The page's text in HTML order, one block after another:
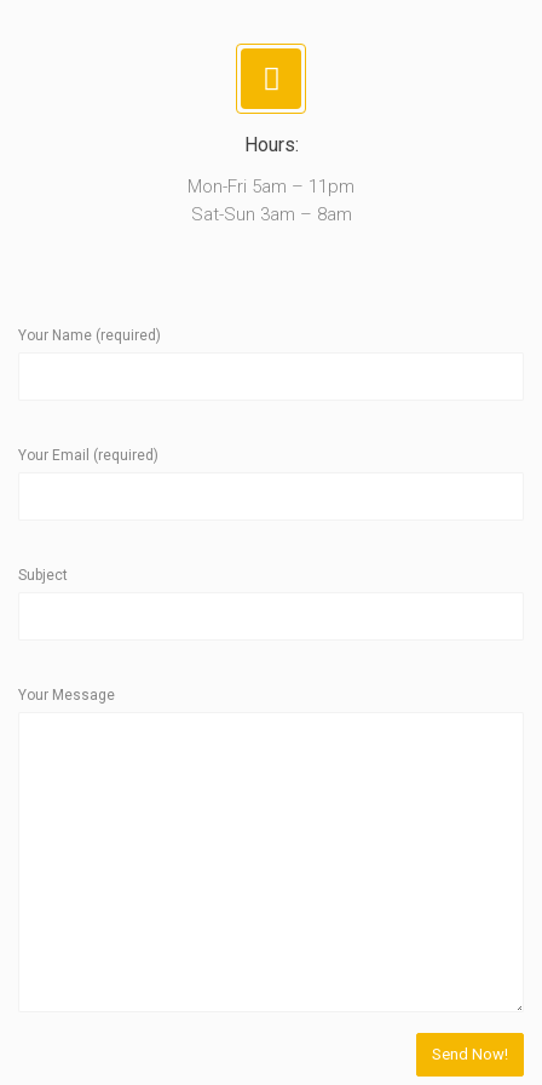
Hours:
Mon-Fri 5am – 11pm
Sat-Sun 3am – 8am
Your Name (required)
Your Email (required)
Subject
Your Message